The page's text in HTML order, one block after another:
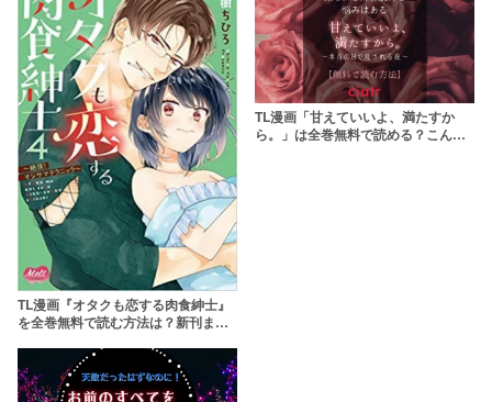
TL漫画『オタクも恋する肉食紳士』
を全巻無料で読む方法は？新刊まで
TL漫画「甘えていいよ、満たすか
ら。」は全巻無料で読める？こんな